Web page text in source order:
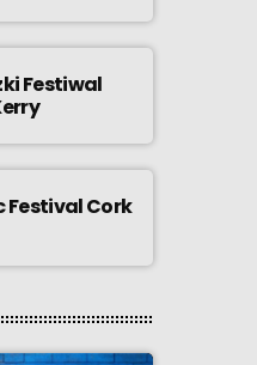
Festiwal
Festival Cork